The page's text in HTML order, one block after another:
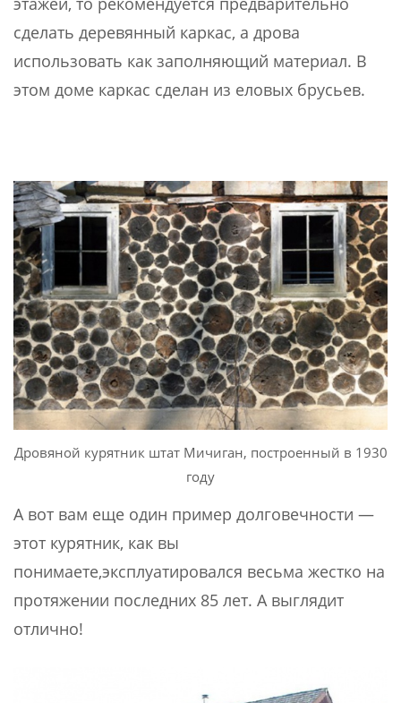
сделать деревянный каркас, а дрова
использовать как заполняющий материал. В
этом доме каркас сделан из еловых брусьев.
Дровяной курятник штат Мичиган, построенный в 1930
году
А вот вам еще один пример долговечности —
этот курятник, как вы
понимаете,эксплуатировался весьма жестко на
протяжении последних 85 лет. А выглядит
отлично!